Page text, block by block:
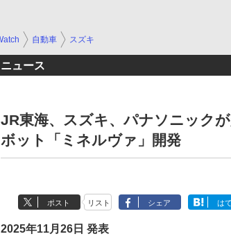
自動車 スズキ
ニュース
JR東海、スズキ、パナソニック
ボット「ミネルヴァ」開発
ポスト リスト シェア は
2025年11月26日 発表